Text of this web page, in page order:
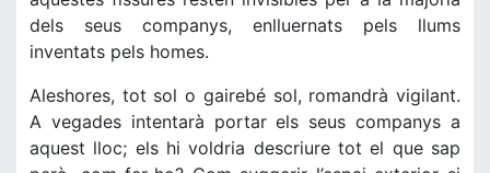
dels seus companys, enlluernats pels llums
inventats pels homes.
Aleshores, tot sol o gairebé sol, romandrà vigilant.
A vegades intentarà portar els seus companys a
aquest lloc; els hi voldria descriure tot el que sap